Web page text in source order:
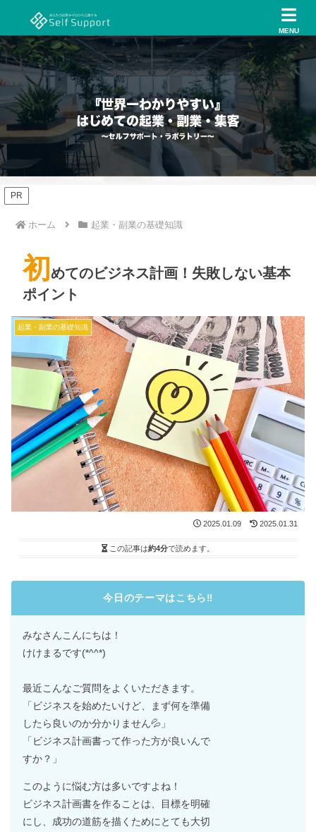
MENU
PR
ホーム 起業・副業の基礎知識
初 めてのビジネス計画！失敗しない基本
ポイント
起業・副業の基礎知識
2025.01.09 2025.01.31
この記事は約4分で読めます。
今日のテーマはこちら‼️
みなさんこんにちは！
けけまるです(*^^*)
最近こんなご質問をよくいただきます。
「ビジネスを始めたいけど、まず何を準備
したら良いのか分かりません💦」
「ビジネス計画書って作った方が良いんで
すか？」
このように悩む方は多いですよね！
ビジネス計画書を作ることは、目標を明確
にし、成功の道筋を描くためにとても大切